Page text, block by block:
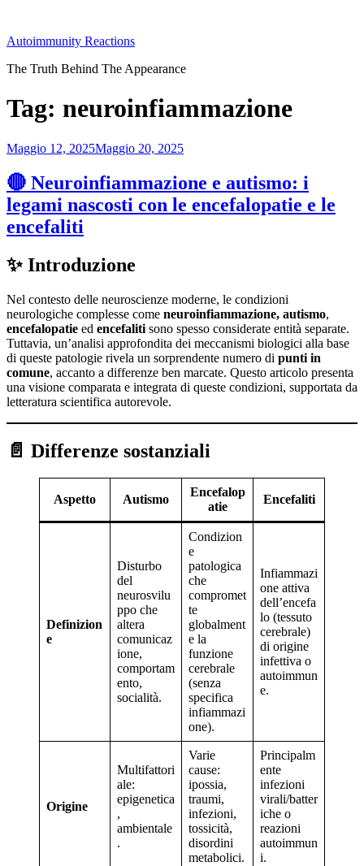
contenuto
Autoimmunity Reactions
The Truth Behind The Appearance
Tag: neuroinfiammazione
Pubblicato
Maggio 12, 2025Maggio 20, 2025
🔴 Neuroinfiammazione e autismo: i
legami nascosti con le encefalopatie e le
encefaliti
✨ Introduzione
Nel contesto delle neuroscienze moderne, le condizioni
neurologiche complesse come neuroinfiammazione, autismo,
encefalopatie ed encefaliti sono spesso considerate entità separate.
Tuttavia, un’analisi approfondita dei meccanismi biologici alla base
di queste patologie rivela un sorprendente numero di punti in
comune, accanto a differenze ben marcate. Questo articolo presenta
una visione comparata e integrata di queste condizioni, supportata da
letteratura scientifica autorevole.
📄 Differenze sostanziali
Aspetto Autismo
Encefalop
atie
Encefaliti
Definizion
e
Disturbo
del
neurosvilu
ppo che
altera
comunicaz
ione,
comportam
ento,
socialità.
Condizion
e
patologica
che
compromet
te
globalment
e la
funzione
cerebrale
(senza
specifica
infiammazi
one).
Infiammazi
one attiva
dell’encefa
lo (tessuto
cerebrale)
di origine
infettiva o
autoimmun
e.
Origine
Multifattori
ale:
epigenetica
,
ambientale
.
Varie
cause:
ipossia,
traumi,
infezioni,
tossicità,
disordini
metabolici.
Principalm
ente
infezioni
virali/batter
iche o
reazioni
autoimmun
i.